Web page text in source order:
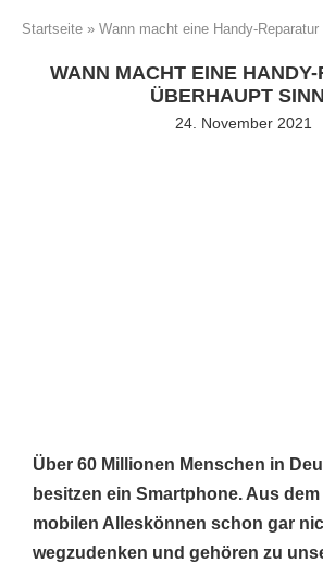
Startseite » Wann macht eine Handy-
WANN MACHT EINE
ÜBERHAUPT
24. November 2021
Über 60 Millionen Menschen in
besitzen ein Smartphone. Aus
mobilen Alleskönnen schon gar
wegzudenken und gehören zu